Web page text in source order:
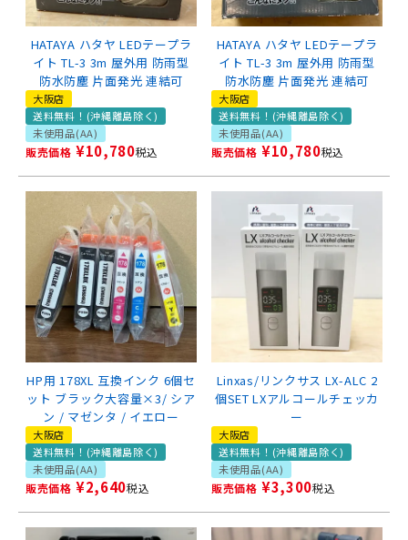
HATAYA ハタヤ LEDテープラ
イト TL-3 3m 屋外用 防雨型
防水防塵 片面発光 連結可
大阪店
送料無料！(沖縄離島除く)
未使用品(AA)
販売価格 ¥10,780税込
HATAYA ハタヤ LEDテープラ
イト TL-3 3m 屋外用 防雨型
防水防塵 片面発光 連結可
大阪店
送料無料！(沖縄離島除く)
未使用品(AA)
販売価格 ¥10,780税込
HP用 178XL 互換インク 6個セ
ット ブラック大容量×3/ シア
ン / マゼンタ / イエロー
大阪店
送料無料！(沖縄離島除く)
未使用品(AA)
販売価格 ¥2,640税込
Linxas/リンクサス LX-ALC 2
個SET LXアルコールチェッカ
ー
大阪店
送料無料！(沖縄離島除く)
未使用品(AA)
販売価格 ¥3,300税込